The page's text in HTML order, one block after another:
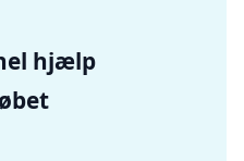
hjælp